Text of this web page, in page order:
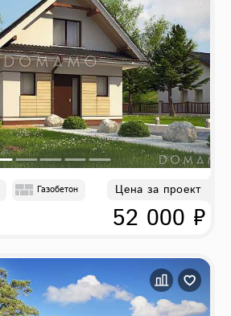
Газобетон Цена за проект
52 000 ₽